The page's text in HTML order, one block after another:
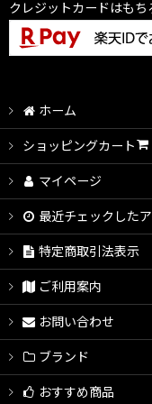
クレジットカードはも
ホーム
ショッピングカート
マイページ
最近チェックした
特定商取引法表示
ご利用案内
お問い合わせ
ブランド
おすすめ商品